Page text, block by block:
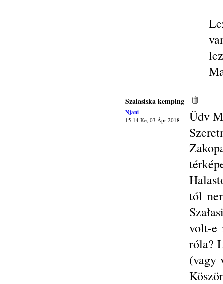
Szalasiska kemping
Njani
15:14 Ke, 03 Ápr 2018
Üdv
tól
volt-e
róla?
(vagy